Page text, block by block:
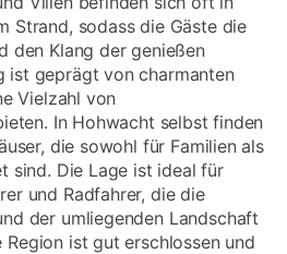
Strand, sodass die Gäste die
den Klang der genießen
ist geprägt von charmanten
Vielzahl von
In Hohwacht selbst finden
die sowohl für Familien als
sind. Die Lage ist ideal für
und Radfahrer, die die
der umliegenden Landschaft
ist gut erschlossen und